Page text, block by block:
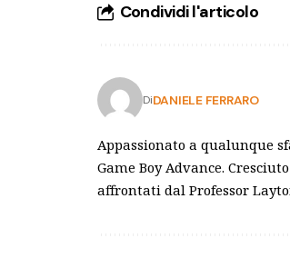
Condividi l'articolo
DiDANIELE FERRARO
Appassionato a qualunque
Game Boy Advance.
affrontati dal Professor